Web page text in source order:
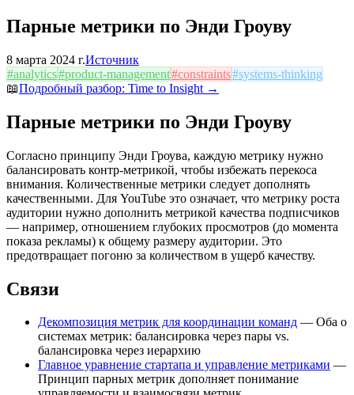
Парные метрики по Энди Гроуву
8 марта 2024 г.Источник
#analytics#product-management#constraints#systems-thinking
📖Подробный разбор: Time to Insight →
Парные метрики по Энди Гроуву
Согласно принципу Энди Гроува, каждую метрику нужно
балансировать контр-метрикой, чтобы избежать перекоса
внимания. Количественные метрики следует дополнять
качественными. Для YouTube это означает, что метрику роста
аудитории нужно дополнить метрикой качества подписчиков
— например, отношением глубоких просмотров (до момента
показа рекламы) к общему размеру аудитории. Это
предотвращает погоню за количеством в ущерб качеству.
Связи
Декомпозиция метрик для координации команд — Оба о
системах метрик: балансировка через пары vs.
балансировка через иерархию
Главное уравнение стартапа и управление метриками —
Принцип парных метрик дополняет понимание